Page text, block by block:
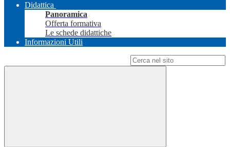
Didattica
Panoramica
Offerta formativa
Le schede didattiche
Informazioni Utili